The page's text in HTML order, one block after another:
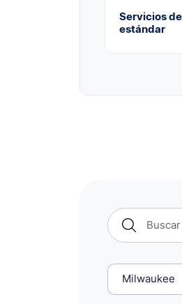
Servicios
estándar
Milwaukee